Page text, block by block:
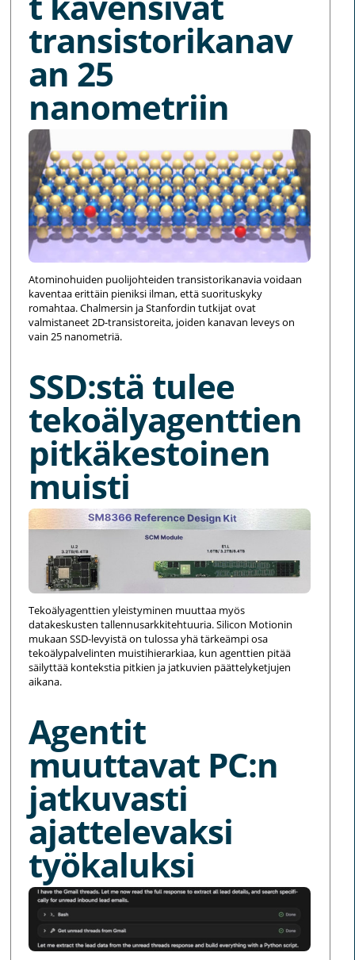
transistorikanav
an 25
nanometriin
Atominohuiden puolijohteiden transistorikanavia voidaan
kaventaa erittäin pieniksi ilman, että suorituskyky
romahtaa. Chalmersin ja Stanfordin tutkijat ovat
valmistaneet 2D-transistoreita, joiden kanavan leveys on
vain 25 nanometriä.
SSD:stä tulee
tekoälyagenttien
pitkäkestoinen
muisti
Tekoälyagenttien yleistyminen muuttaa myös
datakeskusten tallennusarkkitehtuuria. Silicon Motionin
mukaan SSD-levyistä on tulossa yhä tärkeämpi osa
tekoälypalvelinten muistihierarkiaa, kun agenttien pitää
säilyttää kontekstia pitkien ja jatkuvien päättelyketjujen
aikana.
Agentit
muuttavat PC:n
jatkuvasti
ajattelevaksi
työkaluksi